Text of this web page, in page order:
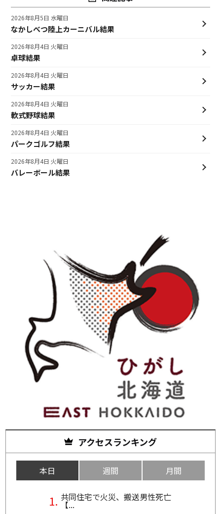
なかしべつ陸上カーニバル結果
2026年8月5日 水曜日
卓球結果
2026年8月4日 火曜日
サッカー結果
2026年8月4日 火曜日
軟式野球結果
2026年8月4日 火曜日
パークゴルフ結果
2026年8月4日 火曜日
バレーボール結果
2026年8月4日 火曜日
アクセスランキング
本日 週間 月間
共同住宅で火災、搬送男性死亡
【...